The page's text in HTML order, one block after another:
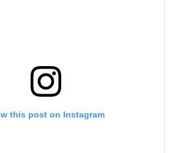
this post on Instagram